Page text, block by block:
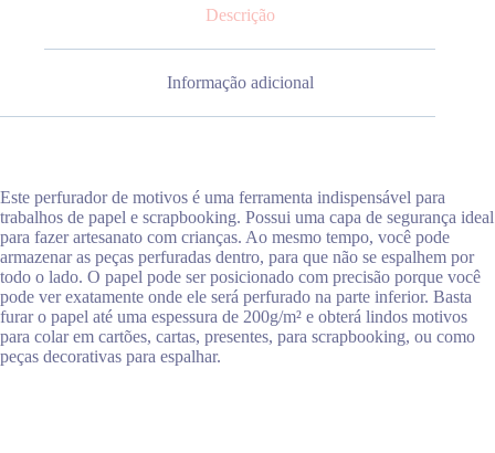
Descrição
Informação adicional
Este perfurador de motivos é uma ferramenta indispensável para
trabalhos de papel e scrapbooking. Possui uma capa de segurança ideal
para fazer artesanato com crianças. Ao mesmo tempo, você pode
armazenar as peças perfuradas dentro, para que não se espalhem por
todo o lado. O papel pode ser posicionado com precisão porque você
pode ver exatamente onde ele será perfurado na parte inferior. Basta
furar o papel até uma espessura de 200g/m² e obterá lindos motivos
para colar em cartões, cartas, presentes, para scrapbooking, ou como
peças decorativas para espalhar.